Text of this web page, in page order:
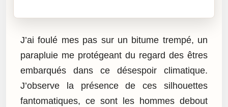
J’ai foulé mes pas sur un bitume trempé, un
parapluie me protégeant du regard des êtres
embarqués dans ce désespoir climatique.
J’observe la présence de ces silhouettes
fantomatiques, ce sont les hommes debout